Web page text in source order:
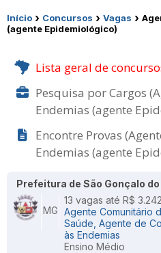
Início › Concursos › Vagas ›
(agente Epidemiológico)
Lista geral de
Pesquisa por Cargos
Endemias (agente
Encontre Provas
Endemias (agente
Prefeitura de São Gonçalo
MG
13 vagas até R$
Agente Comunitário
Saúde, Agente de
às Endemias
Ensino Médio